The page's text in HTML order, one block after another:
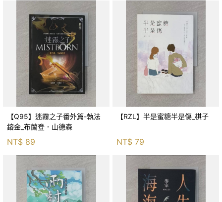
【Q95】迷霧之子番外篇-執法
鎔金_布蘭登．山德森
NT$ 89
【RZL】半是蜜糖半是傷_棋子
NT$ 79